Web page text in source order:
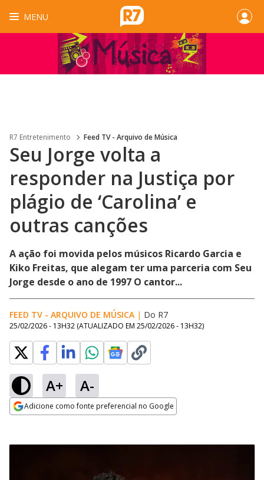
MENU
R7 Entretenimento Feed TV - Arquivo de Música
Seu Jorge volta a
responder na Justiça por
plágio de ‘Carolina’ e
outras canções
A ação foi movida pelos músicos Ricardo Garcia e
Kiko Freitas, que alegam ter uma parceria com Seu
Jorge desde o ano de 1997 O cantor...
FEED TV - ARQUIVO DE MÚSICA | Do R7
25/02/2026 - 13H32 (ATUALIZADO EM 25/02/2026 - 13H32)
A+ A-
Adicione como fonte preferencial no Google